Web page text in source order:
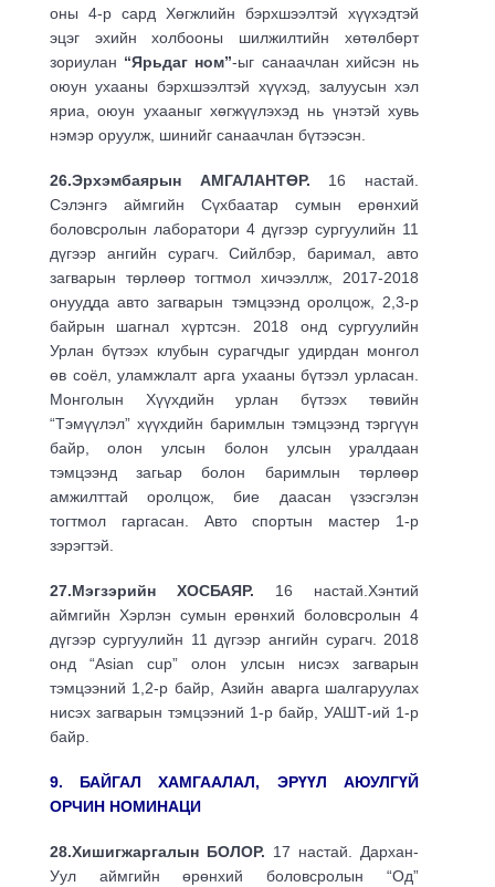
оны 4-р сард Хөгжлийн бэрхшээлтэй хүүхэдтэй
эцэг эхийн холбооны шилжилтийн хөтөлбөрт
зориулан “Ярьдаг ном”-ыг санаачлан хийсэн нь
оюун ухааны бэрхшээлтэй хүүхэд, залуусын хэл
яриа, оюун ухааныг хөгжүүлэхэд нь үнэтэй хувь
нэмэр оруулж, шинийг санаачлан бүтээсэн.
26.Эрхэмбаярын АМГАЛАНТӨР. 16 настай.
Сэлэнгэ аймгийн Сүхбаатар сумын ерөнхий
боловсролын лаборатори 4 дүгээр сургуулийн 11
дүгээр ангийн сурагч. Сийлбэр, баримал, авто
загварын төрлөөр тогтмол хичээллж, 2017-2018
онуудда авто загварын тэмцээнд оролцож, 2,3-р
байрын шагнал хүртсэн. 2018 онд сургуулийн
Урлан бүтээх клубын сурагчдыг удирдан монгол
өв соёл, уламжлалт арга ухааны бүтээл урласан.
Монголын Хүүхдийн урлан бүтээх төвийн
“Тэмүүлэл” хүүхдийн баримлын тэмцээнд тэргүүн
байр, олон улсын болон улсын уралдаан
тэмцээнд загьар болон баримлын төрлөөр
амжилттай оролцож, бие даасан үзэсгэлэн
тогтмол гаргасан. Авто спортын мастер 1-р
зэрэгтэй.
27.Мэгзэрийн ХОСБАЯР. 16 настай.Хэнтий
аймгийн Хэрлэн сумын ерөнхий боловсролын 4
дүгээр сургуулийн 11 дүгээр ангийн сурагч. 2018
онд “Asian cup” олон улсын нисэх загварын
тэмцээний 1,2-р байр, Азийн аварга шалгаруулах
нисэх загварын тэмцээний 1-р байр, УАШТ-ий 1-р
байр.
9. БАЙГАЛ ХАМГААЛАЛ, ЭРҮҮЛ АЮУЛГҮЙ
ОРЧИН НОМИНАЦИ
28.Хишигжаргалын БОЛОР. 17 настай. Дархан-
Уул аймгийн өрөнхий боловсролын “Од”